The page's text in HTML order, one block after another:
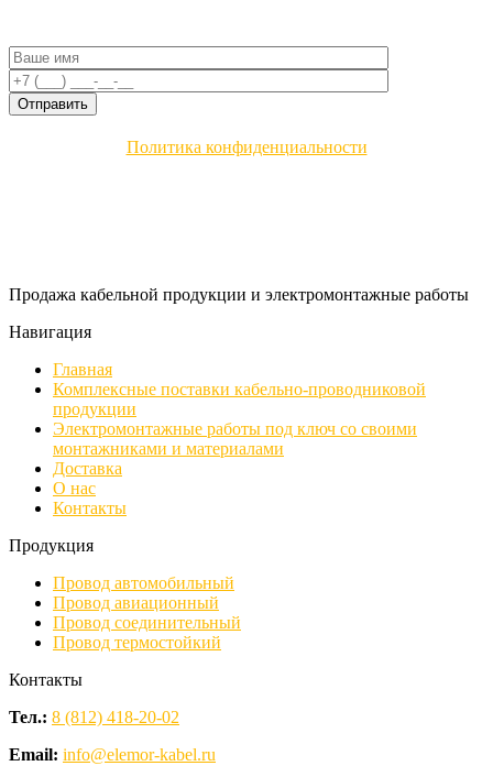
Политика конфиденциальности
Продажа кабельной продукции и электромонтажные работы
Навигация
Главная
Комплексные поставки кабельно-проводниковой
продукции
Электромонтажные работы под ключ со своими
монтажниками и материалами
Доставка
О нас
Контакты
Продукция
Провод автомобильный
Провод авиационный
Провод соединительный
Провод термостойкий
Контакты
Тел.: 8 (812) 418-20-02
Email: info@elemor-kabel.ru